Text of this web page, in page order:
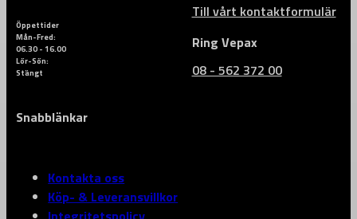
Till vårt kontaktformulär
Öppettider
Mån-Fred:
06.30 - 16.00
Lör-Sön:
Stängt
Ring Vepax
08 - 562 372 00
Snabblänkar
Kontakta oss
Köp- & Leveransvillkor